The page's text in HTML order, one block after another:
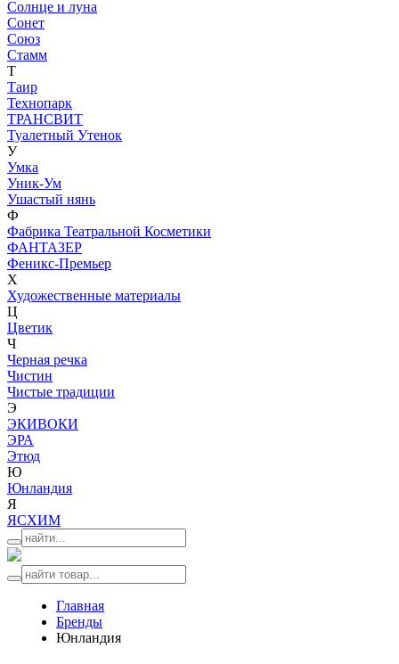
Солнце и луна
Сонет
Союз
Стамм
Т
Таир
Технопарк
ТРАНСВИТ
Туалетный Утенок
У
Умка
Уник-Ум
Ушастый нянь
Ф
Фабрика Театральной Косметики
ФАНТАЗЕР
Феникс-Премьер
Х
Художественные материалы
Ц
Цветик
Ч
Черная речка
Чистин
Чистые традиции
Э
ЭКИВОКИ
ЭРА
Этюд
Ю
Юнландия
Я
ЯСХИМ
Главная
Бренды
Юнландия